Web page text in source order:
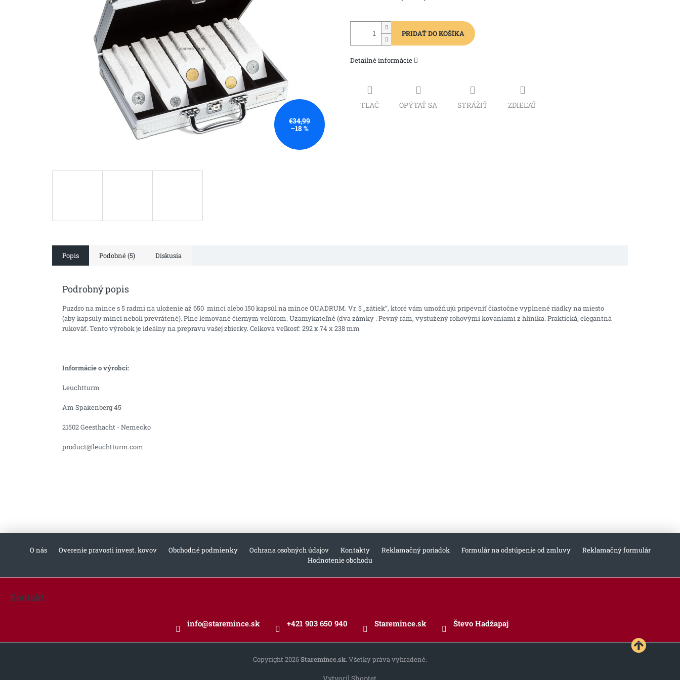
€34,99
–18 %
PRIDAŤ DO KOŠÍKA
Detailné informácie
TLAČ OPÝTAŤ SA STRÁŽIŤ ZDIEĽAŤ
Popis Podobné (5) Diskusia
Podrobný popis
Puzdro na mince s 5 radmi na uloženie až 650 mincí alebo 150 kapsúl na mince QUADRUM.Vr.5 „zátiek“, ktoré vám umožňujú pripevniť čiastočne vyplnené riadky na miesto
(aby kapsuly mincí neboli prevrátené).Plne lemované čiernym velúrom.Uzamykateľné (dva zámky .Pevný rám, vystužený rohovými kovaniami z hliníka.Praktická, elegantná
rukoväť.Tento výrobok je ideálny na prepravu vašej zbierky.Celková veľkosť: 292 x 74 x 238 mm
Informácie o výrobci:
Leuchtturm
Am Spakenberg 45
21502 Geesthacht - Nemecko
product@leuchtturm.com
O nás Overenie pravosti invest. kovov Obchodné podmienky Ochrana osobných údajov Kontakty Reklamačný poriadok Formulár na odstúpenie od zmluvy
Reklamačný formulár
Hodnotenie obchodu
Kontakt
info@staremince.sk +421 903 650 940 Staremince.sk Števo Hadžapaj
Vytvoril Shoptet
Copyright 2026Staremince.sk. Všetky práva vyhradené.